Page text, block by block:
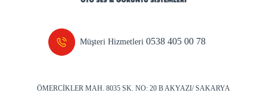
Müşteri Hizmetleri0538 405 00 78
ÖMERCİKLER MAH. 8035 SK. NO: 20 B AKYAZI/ SAKARYA